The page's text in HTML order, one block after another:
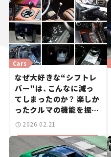
Cars
なぜ大好きな“シフトレ
バー”は、こんなに減っ
てしまったのか？ 楽しか
ったクルマの機能を振り
返る2026.02.21